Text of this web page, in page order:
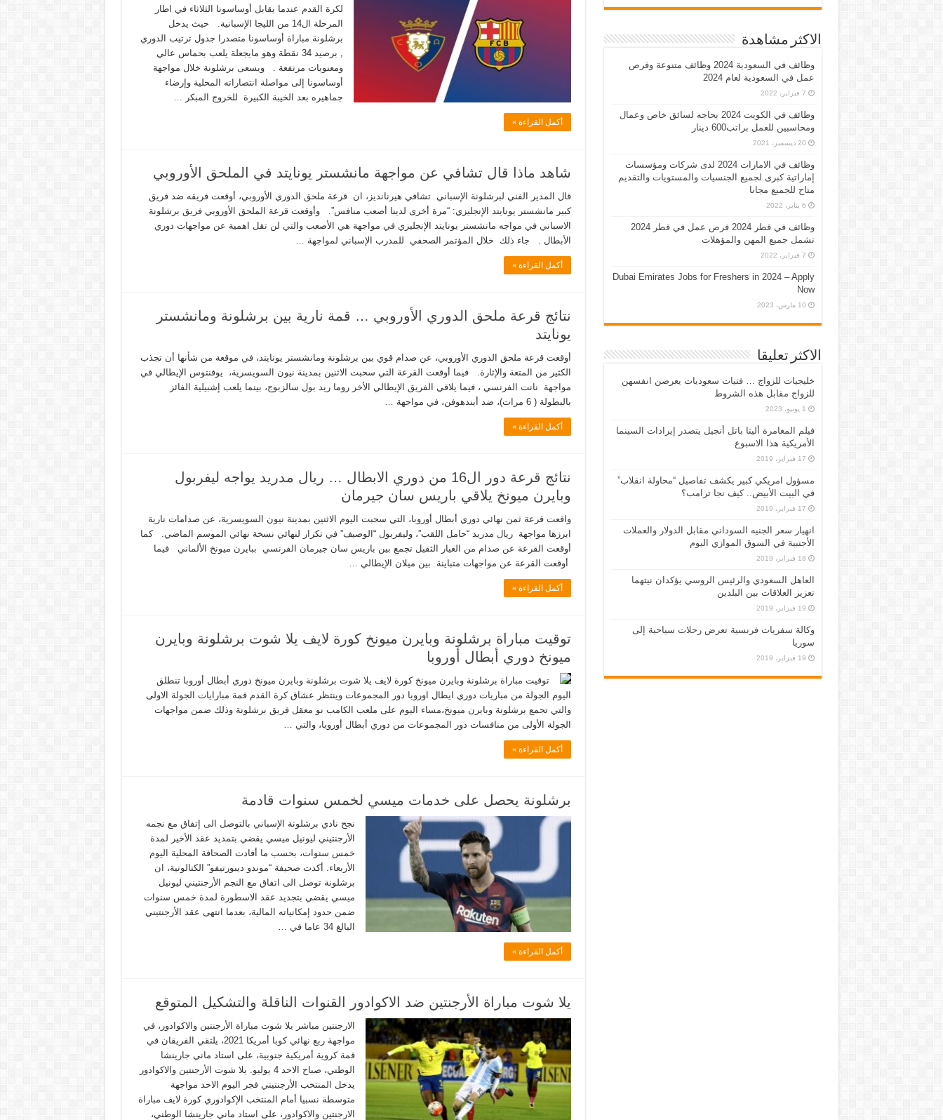
لكرة القدم عندما يقابل أوساسونا الثلاثاء في اطار
المرحلة ال14 من الليجا الإسبانية. حيث يدخل
برشلونة مباراة أوساسونا متصدرا جدول ترتيب الدوري
, برصيد 34 نقطة وهو مايجعلة يلعب بحماس عالي
ومعنويات مرتفعة . ويسعى برشلونة خلال مواجهة
أوساسونا إلى مواصلة انتصاراته المحلية وإرضاء
جماهيره بعد الخيبة الكبيرة للخروج المبكر …
أكمل القراءة »
شاهد ماذا قال تشافي عن مواجهة مانشستر يونايتد في الملحق الأوروبي
قال المدير الفني لبرشلونة الإسباني تشافي هيرنانديز، ان قرعة ملحق الدوري الأوروبي، أوقعت فريقه ضد فريق
كبير مانشستر يونايتد الإنجليزي: “مرة أخرى لدينا أصعب منافس”. وأوقعت قرعة الملحق الأوروبي فريق برشلونة
الاسباني في مواجه مانشستر يونايتد الإنجليزي في مواجهة هي الأصعب والتي لن تقل اهمية عن مواجهات دوري
الأبطال . جاء ذلك خلال المؤتمر الصحفي للمدرب الإسباني لمواجهة …
أكمل القراءة »
نتائج قرعة ملحق الدوري الأوروبي … قمة نارية بين برشلونة ومانشستر
يونايتد
أوقعت قرعة ملحق الدوري الأوروبي، عن صدام قوي بين برشلونة ومانشستر يونايتد، في موقعة من شأنها أن تجذب
الكثير من المتعة والإثارة. فيما أوقعت القرعة التي سحبت الاثنين بمدينة نيون السويسرية، يوفنتوس الإيطالي في
مواجهة نانت الفرنسي ، فيما يلاقي الفريق الإيطالي الأخر روما ريد بول سالزبوج، بينما يلعب إشبيلية الفائز
بالبطولة ( 6 مرات)، ضد أيندهوفن، في مواجهة …
أكمل القراءة »
نتائج قرعة دور ال16 من دوري الابطال … ريال مدريد يواجه ليفربول
وبايرن ميونخ يلاقي باريس سان جيرمان
واقعت قرعة ثمن نهائي دوري أبطال أوروبا، التي سحبت اليوم الاثنين بمدينة نيون السويسرية، عن صدامات نارية
ابرزها مواجهة ريال مدريد “حامل اللقب”، وليفربول “الوصيف” في تكرار لنهائي نسخة نهائي الموسم الماضي. كما
أوقعت القرعة عن صدام من العيار الثقيل تجمع بين باريس سان جيرمان الفرنسي ببايرن ميونخ الألماني فيما
أوقعت القرعة عن مواجهات متباينة بين ميلان الإيطالي …
أكمل القراءة »
توقيت مباراة برشلونة وبايرن ميونخ كورة لايف يلا شوت برشلونة وبايرن
ميونخ دوري أبطال أوروبا
توقيت مباراة برشلونة وبايرن ميونخ كورة لايف يلا شوت برشلونة وبايرن ميونخ دوري أبطال أوروبا تنطلق
اليوم الجولة من مباريات دوري ايطال اوروبا دور المجموعات وينتظر عشاق كرة القدم قمة مبارايات الجولة الاولى
والتي تجمع برشلونة وبايرن ميونخ،مساء اليوم على ملعب الكامب نو معقل فريق برشلونة وذلك ضمن مواجهات
الجولة الأولى من منافسات دور المجموعات من دوري أبطال أوروبا، والتي …
أكمل القراءة »
برشلونة يحصل على خدمات ميسي لخمس سنوات قادمة
نجح نادي برشلونة الإسباني بالتوصل الى إتفاق مع نجمه
الأرجنتيني ليونيل ميسي يقضي بتمديد عقد الأخير لمدة
خمس سنوات، بحسب ما أفادت الصحافة المحلية اليوم
الأربعاء. أكدت صحيفة “موندو ديبورتيفو” الكتالونية، ان
برشلونة توصل الى اتفاق مع النجم الأرجنتيني ليونيل
ميسي يقضي بتجديد عقد الاسطورة لمدة خمس سنوات
ضمن حدود إمكانياته المالية، بعدما انتهى عقد الأرجنتيني
البالغ 34 عاما في …
أكمل القراءة »
يلا شوت مباراة الأرجنتين ضد الاكوادور القنوات الناقلة والتشكيل المتوقع
الارجنتين مباشر يلا شوت مباراة الأرجنتين والاكوادور، في
مواجهة ربع نهائي كوبا أمريكا 2021، يلتقي الفريقان في
قمة كروية أمريكية جنوبية، على استاد ماني جارينشا
الوطني، صباح الاحد 4 يوليو. يلا شوت الأرجنتين والاكوادور
يدخل المنتخب الأرجنتيني فجر اليوم الاحد مواجهة
متوسطة نسبيا أمام المنتخب الإكوادوري كورة لايف مباراة
الارجنتين والاكوادور، على استاد ماني جارينشا الوطني،
الاكثر مشاهدة
وظائف في السعودية 2024 وظائف متنوعة وفرص
عمل في السعودية لعام 2024
7 فبراير، 2022
وظائف في الكويت 2024 بحاجه لسائق خاص وعمال
ومحاسبين للعمل براتب600 دينار
20 ديسمبر، 2021
وظائف في الامارات 2024 لدى شركات ومؤسسات
إماراتية كبرى لجميع الجنسيات والمستويات والتقديم
متاح للجميع مجانا
6 يناير، 2022
وظائف في قطر 2024 فرص عمل في قطر 2024
تشمل جميع المهن والمؤهلات
7 فبراير، 2022
Dubai Emirates Jobs for Freshers in 2024 – Apply
Now
10 مارس، 2023
الاكثر تعليقا
خليجيات للزواج … فتيات سعوديات يعرضن انفسهن
للزواج مقابل هذه الشروط
1 يونيو، 2023
فيلم المغامرة أليتا‭ ‬باتل أنجيل يتصدر إيرادات السينما
الأمريكية هذا الاسبوع
17 فبراير، 2019
مسؤول امريكي كبير يكشف تفاصيل “محاولة انقلاب”
في البيت الأبيض.. كيف نجا ترامب؟
17 فبراير، 2019
انهيار سعر الجنيه السوداني مقابل الدولار والعملات
الأجنبية في السوق الموازي اليوم
18 فبراير، 2019
العاهل السعودي والرئيس الروسي يؤكدان نيتهما
تعزيز العلاقات بين البلدين
19 فبراير، 2019
وكالة سفريات فرنسية تعرض رحلات سياحية إلى
سوريا
19 فبراير، 2019